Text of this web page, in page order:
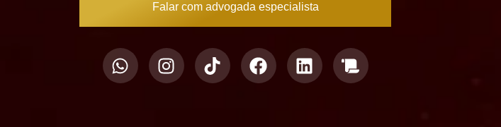
Falar com advogada especialista